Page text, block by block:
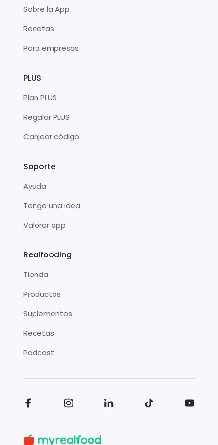
Sobre la App
Recetas
Para empresas
PLUS
Plan PLUS
Regalar PLUS
Canjear código
Soporte
Ayuda
Tengo una idea
Valorar app
Realfooding
Tienda
Productos
Suplementos
Recetas
Podcast